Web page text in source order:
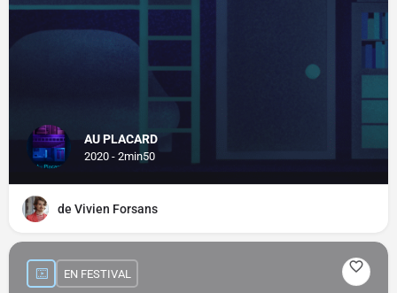
AU PLACARD
2020 - 2min50
de Vivien Forsans
EN FESTIVAL